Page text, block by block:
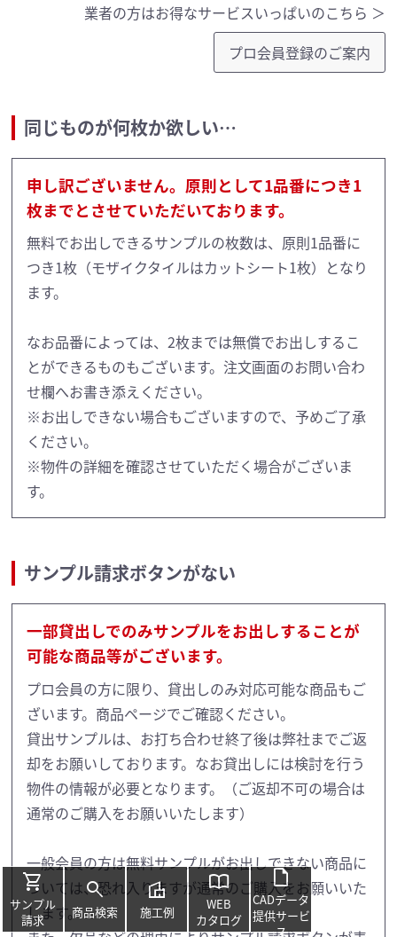
業者の方はお得なサービスいっぱいのこちら ＞
プロ会員登録のご案内
同じものが何枚か欲しい…
申し訳ございません。原則として1品番につき1
枚までとさせていただいております。
無料でお出しできるサンプルの枚数は、原則1品番に
つき1枚（モザイクタイルはカットシート1枚）となり
ます。
なお品番によっては、2枚までは無償でお出しするこ
とができるものもございます。注文画面のお問い合わ
せ欄へお書き添えください。
※お出しできない場合もございますので、予めご了承
ください。
※物件の詳細を確認させていただく場合がございま
す。
サンプル請求ボタンがない
一部貸出しでのみサンプルをお出しすることが
可能な商品等がございます。
プロ会員の方に限り、貸出しのみ対応可能な商品もご
ざいます。商品ページでご確認ください。
貸出サンプルは、お打ち合わせ終了後は弊社までご返
却をお願いしております。なお貸出しには検討を行う
物件の情報が必要となります。（ご返却不可の場合は
通常のご購入をお願いいたします）
一般会員の方は無料サンプルがお出しできない商品に
ついては、恐れ入りますが通常のご購入をお願いいた
します。
shopping_cart
サンプル
請求
search
商品検索
villa
施工例
import_contacts
WEB
カタログ
draft
CADデータ
提供サービ
ス